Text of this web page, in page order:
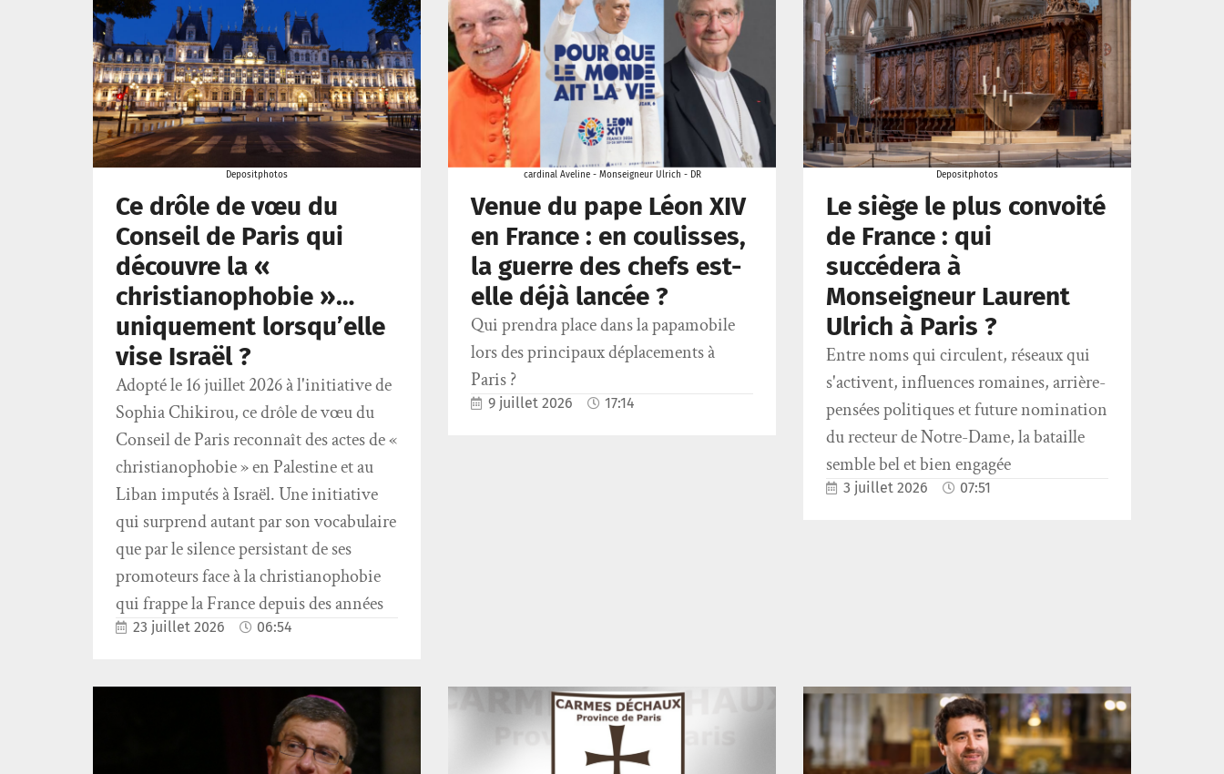
Depositphotos
Ce drôle de vœu du
Conseil de Paris qui
découvre la «
christianophobie »…
uniquement lorsqu’elle
vise Israël ?
Adopté le 16 juillet 2026 à l'initiative de
Sophia Chikirou, ce drôle de vœu du
Conseil de Paris reconnaît des actes de «
christianophobie » en Palestine et au
Liban imputés à Israël. Une initiative
qui surprend autant par son vocabulaire
que par le silence persistant de ses
promoteurs face à la christianophobie
qui frappe la France depuis des années
23 juillet 2026 06:54
cardinal Aveline - Monseigneur Ulrich - DR
Venue du pape Léon XIV
en France : en coulisses,
la guerre des chefs est-
elle déjà lancée ?
Qui prendra place dans la papamobile
lors des principaux déplacements à
Paris ?
9 juillet 2026 17:14
Depositphotos
Le siège le plus convoité
de France : qui
succédera à
Monseigneur Laurent
Ulrich à Paris ?
Entre noms qui circulent, réseaux qui
s'activent, influences romaines, arrière-
pensées politiques et future nomination
du recteur de Notre-Dame, la bataille
semble bel et bien engagée
3 juillet 2026 07:51